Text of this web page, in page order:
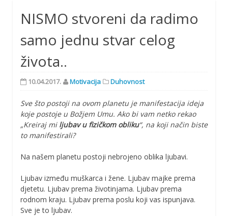
NISMO stvoreni da radimo
samo jednu stvar celog
života..
10.04.2017. Motivacija Duhovnost
Sve što postoji na ovom planetu je manifestacija ideja
koje postoje u Božjem Umu. Ako bi vam netko rekao
„Kreiraj mi ljubav u fizičkom obliku“, na koji način biste
to manifestirali?
Na našem planetu postoji nebrojeno oblika ljubavi.
Ljubav između muškarca i žene. Ljubav majke prema
djetetu. Ljubav prema životinjama. Ljubav prema
rodnom kraju. Ljubav prema poslu koji vas ispunjava.
Sve je to ljubav.